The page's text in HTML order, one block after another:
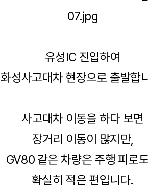
유성IC 진입하여
화성사고대차 현장으로 출발합
사고대차 이동을 하다 보면
장거리 이동이 많지만,
GV80 같은 차량은 주행 피로
확실히 적은 편입니다.